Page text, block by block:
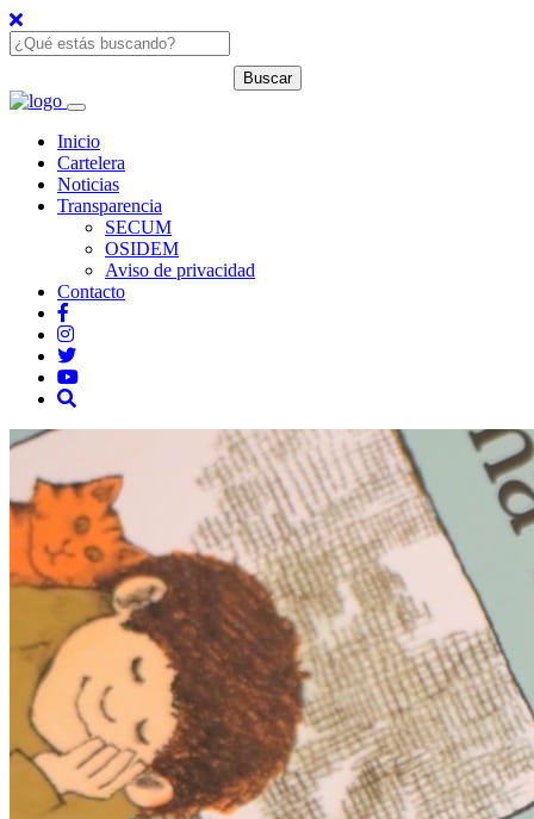
Inicio
Cartelera
Noticias
Transparencia
SECUM
OSIDEM
Aviso de privacidad
Contacto